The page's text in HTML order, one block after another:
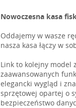
Nowoczesna kasa
Oddajemy w wasze
nasza kasa łączy w
Link to kolejny model
zaawansowanych
elegancki wygląd i
sprzętowej opartej o
bezpieczeństwo